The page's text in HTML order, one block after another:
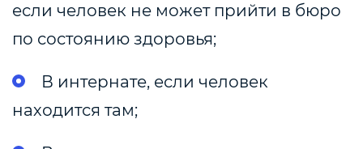
если человек не может прийти в бюро
по состоянию здоровья;
В интернате, если человек
находится там;